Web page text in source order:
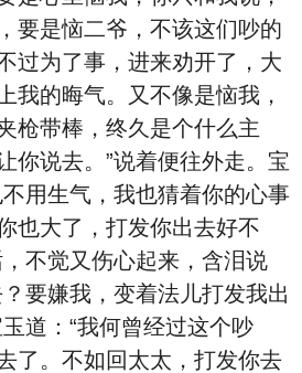
要是恼二爷，不该这们吵的
过为了事，进来劝开了，大
我的晦气。又不像是恼我，
枪带棒，终久是个什么主
你说去。”说着便往外走。宝
用生气，我也猜着你的心事
也大了，打发你出去好不
不觉又伤心起来，含泪说
要嫌我，变着法儿打发我出
道：“我何曾经过这个吵
了。不如回太太，打发你去